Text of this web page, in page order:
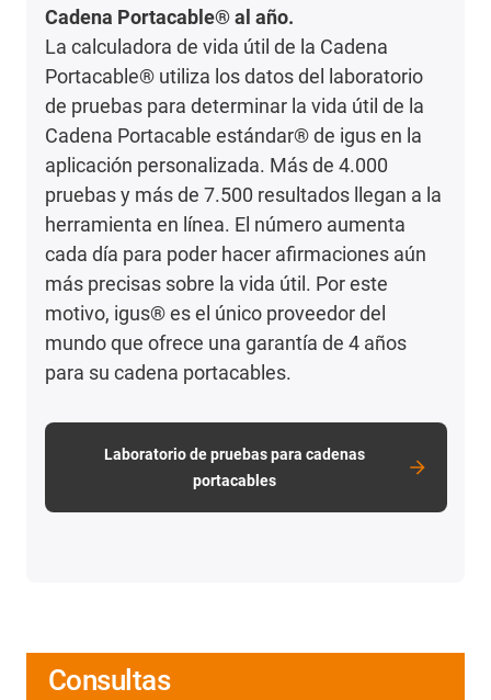
Cadena Portacable® al año.
La calculadora de vida útil de la Cadena
Portacable® utiliza los datos del laboratorio
de pruebas para determinar la vida útil de la
Cadena Portacable estándar® de igus en la
aplicación personalizada. Más de 4.000
pruebas y más de 7.500 resultados llegan a la
herramienta en línea. El número aumenta
cada día para poder hacer afirmaciones aún
más precisas sobre la vida útil. Por este
motivo, igus® es el único proveedor del
mundo que ofrece una garantía de 4 años
para su cadena portacables.
Laboratorio de pruebas para cadenas
portacables
Consultas